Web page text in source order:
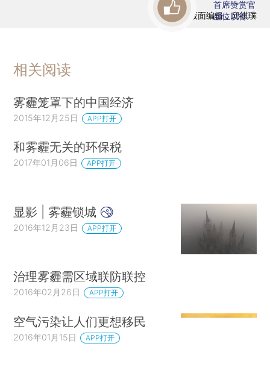
版面编辑：邱祺璞
首席赞赏官
虚位以待
相关阅读
雾霾笼罩下的中国经济
2015年12月25日 APP打开
和雾霾无关的环保税
2017年01月06日 APP打开
显影 | 雾霾锁城
2016年12月23日 APP打开
治理雾霾需区域联防联控
2016年02月26日 APP打开
空气污染让人们更想移民
2016年01月15日 APP打开